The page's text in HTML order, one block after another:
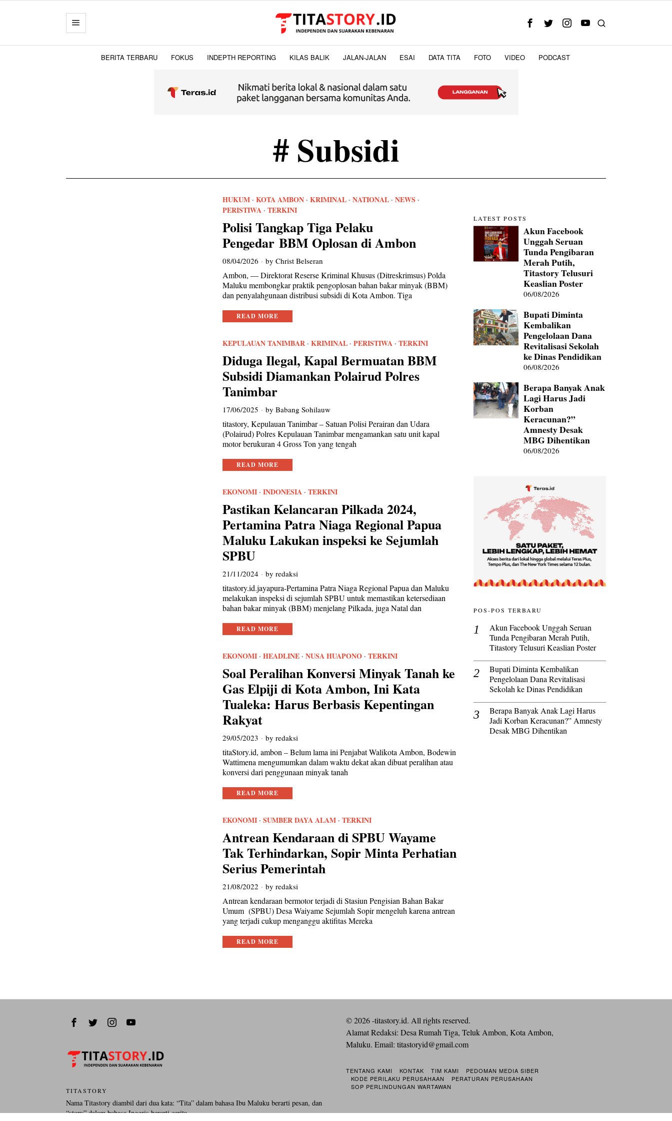
BERITA TERBARU FOKUS INDEPTH REPORTING KILAS BALIK JALAN-JALAN ESAI DATA TITA FOTO VIDEO PODCAST
# Subsidi
HUKUM· KOTA AMBON· KRIMINAL· NATIONAL· NEWS ·
PERISTIWA· TERKINI
Polisi Tangkap Tiga Pelaku
Pengedar BBM Oplosan di Ambon
08/04/2026 byChrist Belseran
Ambon, — Direktorat Reserse Kriminal Khusus (Ditreskrimsus) Polda
Maluku membongkar praktik pengoplosan bahan bakar minyak (BBM)
dan penyalahgunaan distribusi subsidi di Kota Ambon. Tiga
READ MORE
KEPULAUAN TANIMBAR· KRIMINAL· PERISTIWA· TERKINI
Diduga Ilegal, Kapal Bermuatan BBM
Subsidi Diamankan Polairud Polres
Tanimbar
17/06/2025 byBabang Sohilauw
titastory, Kepulauan Tanimbar – Satuan Polisi Perairan dan Udara
(Polairud) Polres Kepulauan Tanimbar mengamankan satu unit kapal
motor berukuran 4 Gross Ton yang tengah
READ MORE
EKONOMI· INDONESIA· TERKINI
Pastikan Kelancaran Pilkada 2024,
Pertamina Patra Niaga Regional Papua
Maluku Lakukan inspeksi ke Sejumlah
SPBU
21/11/2024 byredaksi
titastory.id.jayapura-Pertamina Patra Niaga Regional Papua dan Maluku
melakukan inspeksi di sejumlah SPBU untuk memastikan ketersediaan
bahan bakar minyak (BBM) menjelang Pilkada, juga Natal dan
READ MORE
EKONOMI· HEADLINE· NUSA HUAPONO· TERKINI
Soal Peralihan Konversi Minyak Tanah ke
Gas Elpiji di Kota Ambon, Ini Kata
Tualeka: Harus Berbasis Kepentingan
Rakyat
29/05/2023 byredaksi
titaStory.id, ambon – Belum lama ini Penjabat Walikota Ambon, Bodewin
Wattimena mengumumkan dalam waktu dekat akan dibuat peralihan atau
konversi dari penggunaan minyak tanah
READ MORE
EKONOMI· SUMBER DAYA ALAM· TERKINI
Antrean Kendaraan di SPBU Wayame
Tak Terhindarkan, Sopir Minta Perhatian
Serius Pemerintah
21/08/2022 byredaksi
Antrean kendaraan bermotor terjadi di Stasiun Pengisian Bahan Bakar
Umum (SPBU) Desa Waiyame Sejumlah Sopir mengeluh karena antrean
yang terjadi cukup menganggu aktifitas Mereka
READ MORE
LATEST POSTS
Akun Facebook
Unggah Seruan
Tunda Pengibaran
Merah Putih,
Titastory Telusuri
Keaslian Poster
06/08/2026
Bupati Diminta
Kembalikan
Pengelolaan Dana
Revitalisasi Sekolah
ke Dinas Pendidikan
06/08/2026
Berapa Banyak Anak
Lagi Harus Jadi
Korban
Keracunan?”
Amnesty Desak
MBG Dihentikan
06/08/2026
POS-POS TERBARU
Akun Facebook Unggah Seruan
Tunda Pengibaran Merah Putih,
Titastory Telusuri Keaslian Poster
Bupati Diminta Kembalikan
Pengelolaan Dana Revitalisasi
Sekolah ke Dinas Pendidikan
Berapa Banyak Anak Lagi Harus
Jadi Korban Keracunan?” Amnesty
Desak MBG Dihentikan
TITASTORY
Nama Titastory diambil dari dua kata: “Tita” dalam bahasa Ibu Maluku berarti pesan, dan
“story” dalam bahasa Inggris berarti cerita.
©2026-titastory.id. All rights reserved.
Alamat Redaksi: Desa Rumah Tiga, Teluk Ambon, Kota Ambon,
Maluku. Email: titastoryid@gmail.com
TENTANG KAMI KONTAK TIM KAMI
PEDOMAN MEDIA SIBER
KODE PERILAKU PERUSAHAAN
PERATURAN PERUSAHAAN
SOP PERLINDUNGAN WARTAWAN